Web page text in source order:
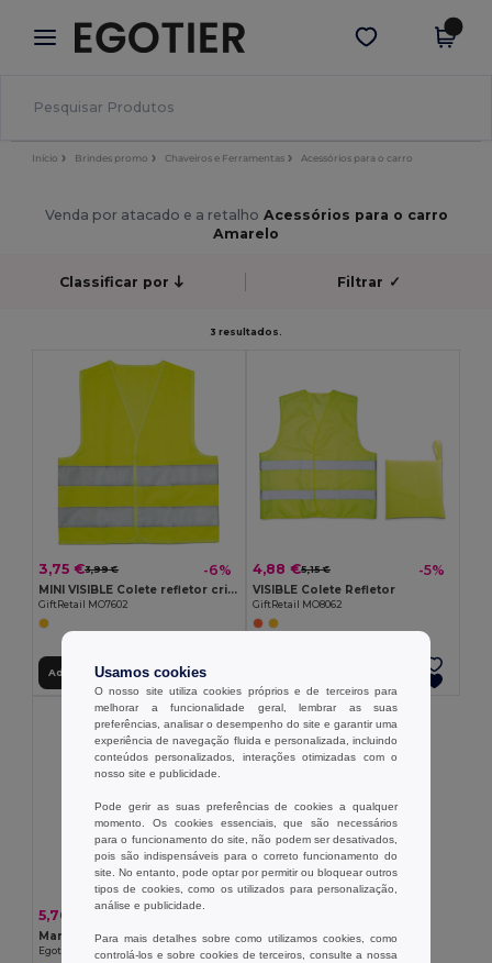
× App Egotier
Melhores preços na app!
Obter app
Início Brindes promo Chaveiros e Ferramentas Acessórios para o carro
Venda por atacado e a retalho Acessórios para o carro
Amarelo
Classificar por Filtrar ✓
3 resultados.
3,75 €3,99 € -6%
MINI VISIBLE Colete refletor crianças
GiftRetail MO7602
Adicionar ao Carrinho
4,88 €5,15 € -5%
VISIBLE Colete Refletor
GiftRetail MO8062
5,70 €
Martelo de emergência
Egotier 94759
Usamos cookies
O nosso site utiliza cookies próprios e de terceiros para
melhorar a funcionalidade geral, lembrar as suas
preferências, analisar o desempenho do site e garantir uma
experiência de navegação fluida e personalizada, incluindo
conteúdos personalizados, interações otimizadas com o
nosso site e publicidade.
Pode gerir as suas preferências de cookies a qualquer
momento. Os cookies essenciais, que são necessários
para o funcionamento do site, não podem ser desativados,
pois são indispensáveis para o correto funcionamento do
site. No entanto, pode optar por permitir ou bloquear outros
tipos de cookies, como os utilizados para personalização,
análise e publicidade.
Para mais detalhes sobre como utilizamos cookies, como
controlá-los e sobre cookies de terceiros, consulte a nossa